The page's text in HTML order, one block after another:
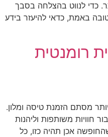
כדי לנווט בהצלחה בסבך
באמת, כדאי להיעזר בידע
רומנטית
מסתם הזמנת טיסה ומלון.
חוויות משותפות וליהנות
אכן תהיה כזו, כל